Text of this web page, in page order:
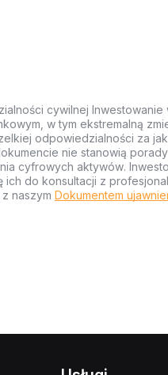
cywilnej
w tym ekstremalną
odpowiedzialności za
nie stanowią
cyfrowych aktywów.
ich do konsultacji z
naszym Dokumentem